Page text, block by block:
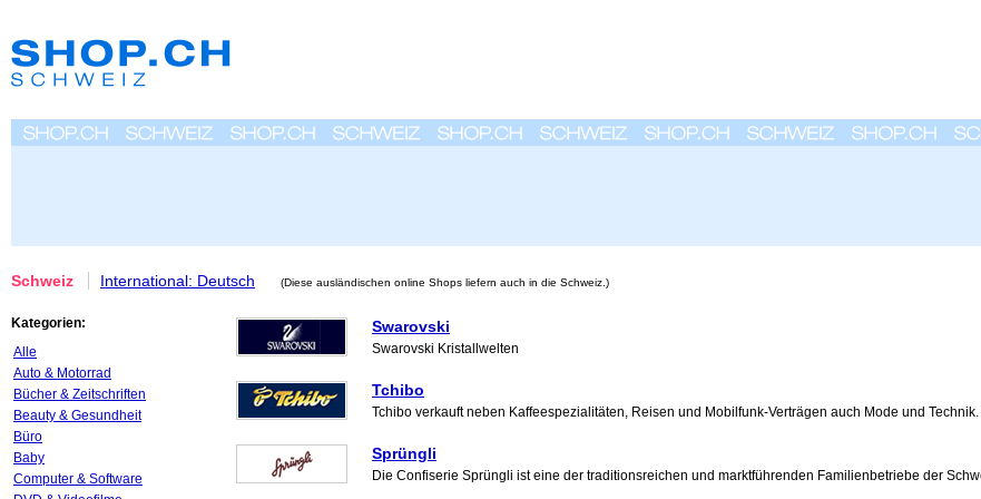
Schweiz International: Deutsch (Diese ausländischen online Shops liefern auch in die Schweiz.)
Kategorien:
Alle
Auto & Motorrad
Bücher & Zeitschriften
Beauty & Gesundheit
Büro
Baby
Computer & Software
Swarovski
Swarovski Kristallwelten
Tchibo
Tchibo verkauft neben Kaffeespezialitäten, Reisen und Mobilfunk-Verträgen auch Mode und
Sprüngli
Die Confiserie Sprüngli ist eine der traditionsreichen und marktführenden Familienbetriebe der